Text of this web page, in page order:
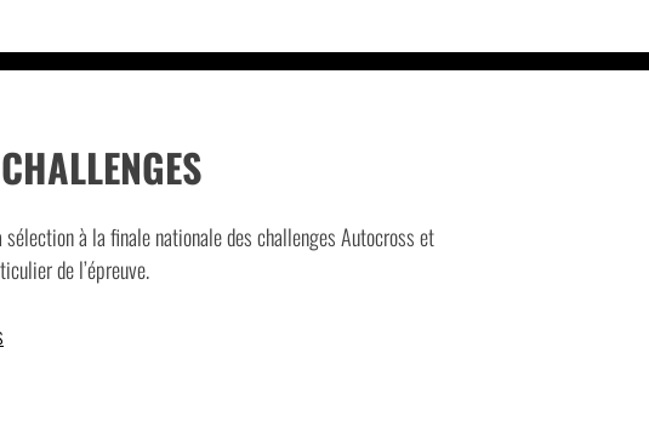
à la finale nationale des challenges Autocross et
de l’épreuve.